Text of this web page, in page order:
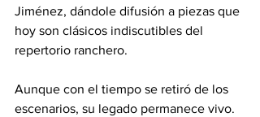
Jiménez, dándole difusión a piezas que
hoy son clásicos indiscutibles del
repertorio ranchero.
Aunque con el tiempo se retiró de los
escenarios, su legado permanece vivo.